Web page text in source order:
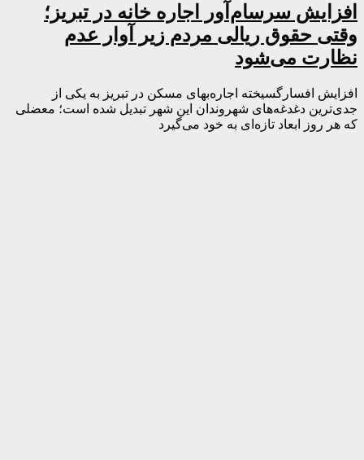
افزایش سرسام‌آور اجاره خانه در تبریز؛
وقتی حقوق ریالی مردم زیر آوار عدم
نظارت می‌شود
افزایش افسارگسیخته اجاره‌بهای مسکن در تبریز به یکی از
جدی‌ترین دغدغه‌های شهروندان این شهر تبدیل شده است؛ معضلی
که هر روز ابعاد تازه‌ای به خود می‌گیرد